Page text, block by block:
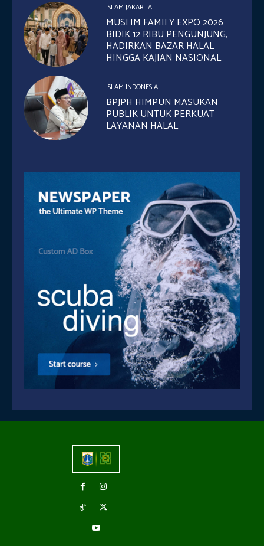
ISLAM JAKARTA
MUSLIM FAMILY EXPO 2026
BIDIK 12 RIBU PENGUNJUNG,
HADIRKAN BAZAR HALAL
HINGGA KAJIAN NASIONAL
ISLAM INDONESIA
BPJPH HIMPUN MASUKAN
PUBLIK UNTUK PERKUAT
LAYANAN HALAL